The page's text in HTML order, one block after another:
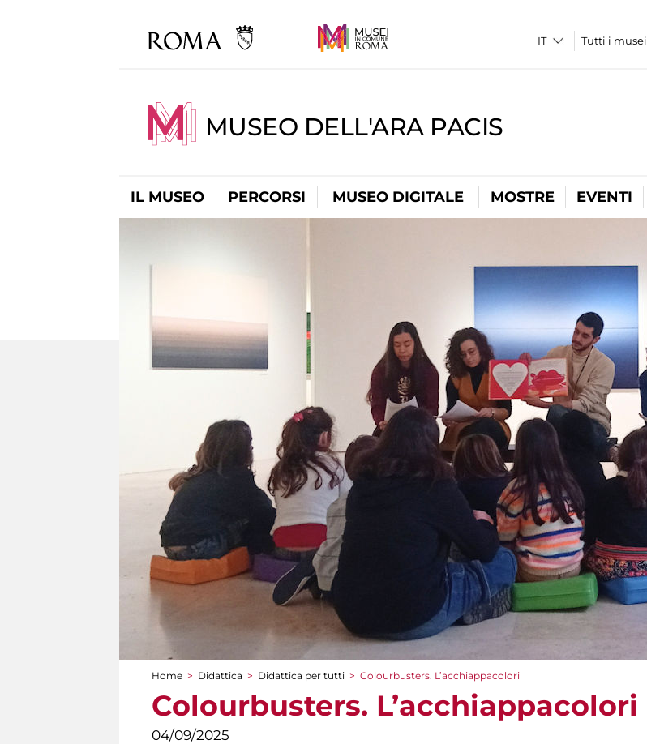
Tutti i musei
MUSEO DELL'ARA PACIS
IL MUSEO PERCORSI MUSEO DIGITALE MOSTRE EVENTI
Tu sei qui
Home > Didattica > Didattica per tutti > Colourbusters. L’acchiappacolori
Colourbusters. L’acchiappacolori
04/09/2025